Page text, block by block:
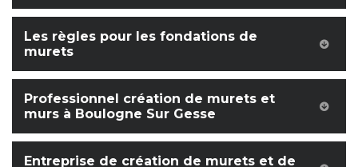
Les règles pour les fondations de
murets
Professionnel création de murets et
murs à Boulogne Sur Gesse
Entreprise de création de murets et de